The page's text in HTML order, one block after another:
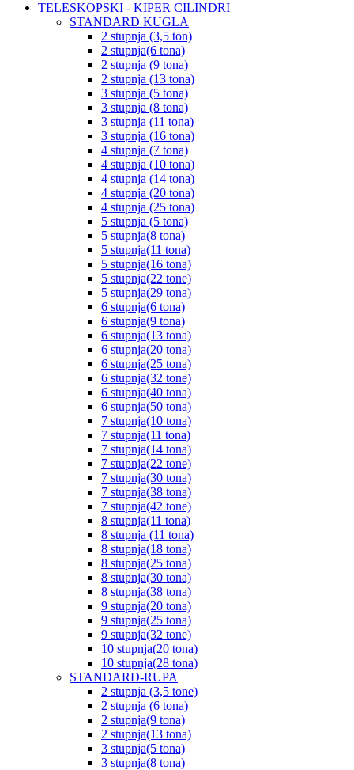
TELESKOPSKI - KIPER CILINDRI
STANDARD KUGLA
2 stupnja (3,5 ton)
2 stupnja(6 tona)
2 stupnja (9 tona)
2 stupnja (13 tona)
3 stupnja (5 tona)
3 stupnja (8 tona)
3 stupnja (11 tona)
3 stupnja (16 tona)
4 stupnja (7 tona)
4 stupnja (10 tona)
4 stupnja (14 tona)
4 stupnja (20 tona)
4 stupnja (25 tona)
5 stupnja (5 tona)
5 stupnja(8 tona)
5 stupnja(11 tona)
5 stupnja(16 tona)
5 stupnja(22 tone)
5 stupnja(29 tona)
6 stupnja(6 tona)
6 stupnja(9 tona)
6 stupnja(13 tona)
6 stupnja(20 tona)
6 stupnja(25 tona)
6 stupnja(32 tone)
6 stupnja(40 tona)
6 stupnja(50 tona)
7 stupnja(10 tona)
7 stupnja(11 tona)
7 stupnja(14 tona)
7 stupnja(22 tone)
7 stupnja(30 tona)
7 stupnja(38 tona)
7 stupnja(42 tone)
8 stupnja(11 tona)
8 stupnja (11 tona)
8 stupnja(18 tona)
8 stupnja(25 tona)
8 stupnja(30 tona)
8 stupnja(38 tona)
9 stupnja(20 tona)
9 stupnja(25 tona)
9 stupnja(32 tone)
10 stupnja(20 tona)
10 stupnja(28 tona)
STANDARD-RUPA
2 stupnja (3,5 tone)
2 stupnja (6 tona)
2 stupnja(9 tona)
2 stupnja(13 tona)
3 stupnja(5 tona)
3 stupnja(8 tona)